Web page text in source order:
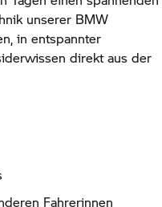
unserer BMW
in entspannter
direkt aus der
Fahrerinnen